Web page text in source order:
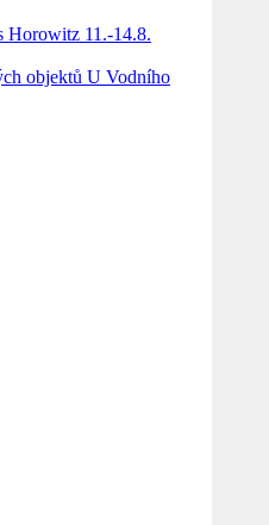
Horowitz 11.-14.8.
objektů U Vodního